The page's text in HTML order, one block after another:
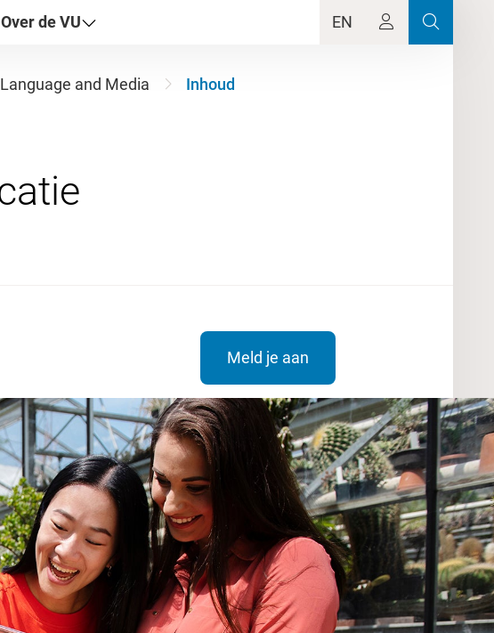
Over de VU EN
Language and Media Inhoud
Meld je aan